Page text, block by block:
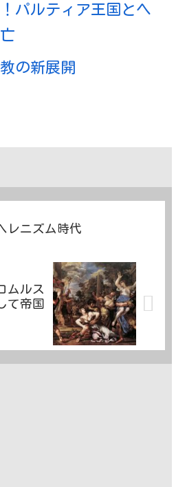
パルティア王国とヘ
の新展開
レニズム時代
ムルス
て帝国